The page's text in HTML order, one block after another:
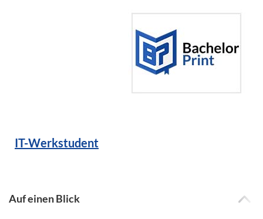
IT-Werkstudent
Auf einen Blick